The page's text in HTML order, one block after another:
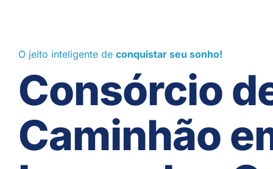
O jeito inteligente de conquistar seu sonho!
Consórcio
Caminhão